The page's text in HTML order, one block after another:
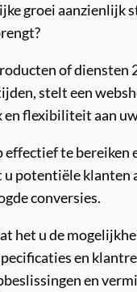
groei
of
stelt een
en flexibiliteit aan
te
potentiële
conversies.
het u de
en
en